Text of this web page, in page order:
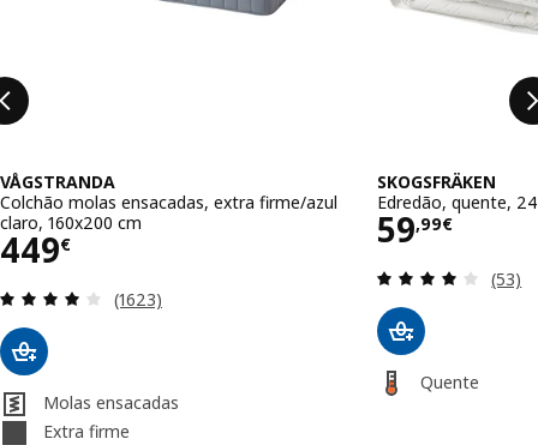
VÅGSTRANDA
Colchão molas ensacadas, extra firme/azul
claro, 160x200 cm
449€
Preço 449€
Avaliação: 4 fora de 5 estrelas. Total de
(1623)
Molas ensacadas
Extra firme
SKOGSFRÄKEN
Edredão, quente,
59,99€
Preço
(53)
Quente